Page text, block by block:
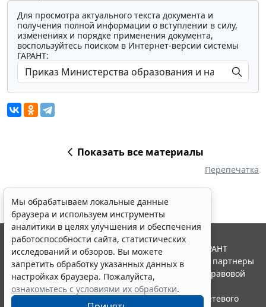
Для просмотра актуального текста документа и
получения полной информации о вступлении в силу,
изменениях и порядке применения документа,
воспользуйтесь поиском в Интернет-версии системы
ГАРАНТ:
Показать все материалы
Перепечатка
Мы обрабатываем локальные данные
браузера и используем инструменты
аналитики в целях улучшения и обеспечения
работоспособности сайта, статистических
исследований и обзоров. Вы можете
запретить обработку указанных данных в
настройках браузера. Пожалуйста,
ознакомьтесь с условиями их обработки.
© ООО "НПП "ГАРАНТ-СЕРВИС", 2026. Система ГАРАНТ
выпускается с 1990 года. Компания "Гарант" и ее партнеры
являются участниками Российской ассоциации правовой
информации ГАРАНТ.
Портал ГАРАНТ.РУ зарегистрирован в качестве сетевого